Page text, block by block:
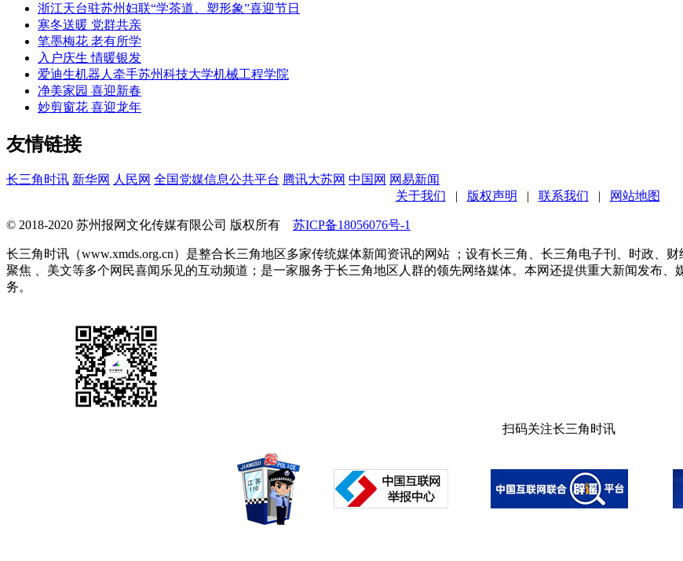
浙江天台驻苏州妇联“学茶道、塑形象”喜迎节日
寒冬送暖 党群共亲
笔墨梅花 老有所学
入户庆生 情暖银发
爱迪生机器人牵手苏州科技大学机械工程学院
净美家园 喜迎新春
妙剪窗花 喜迎龙年
友情链接
长三角时讯 新华网 人民网 全国党媒信息公共平台 腾讯大苏网 中国网 网易新闻
关于我们
| 版权声明 | 联系我们 | 网站地图
© 2018-2020 苏州报网文化传媒有限公司 版权所有 苏ICP备18056076号-1
长三角时讯（www.xmds.org.cn）是整合长三角地区多家传统媒体新闻资讯的网站 ；设有长三角、长三角电子刊、时政、
聚焦 、美文等多个网民喜闻乐见的互动频道；是一家服务于长三角地区人群的领先网络媒体。本网还提供重大新闻发布
务。
扫码关注长三角时讯